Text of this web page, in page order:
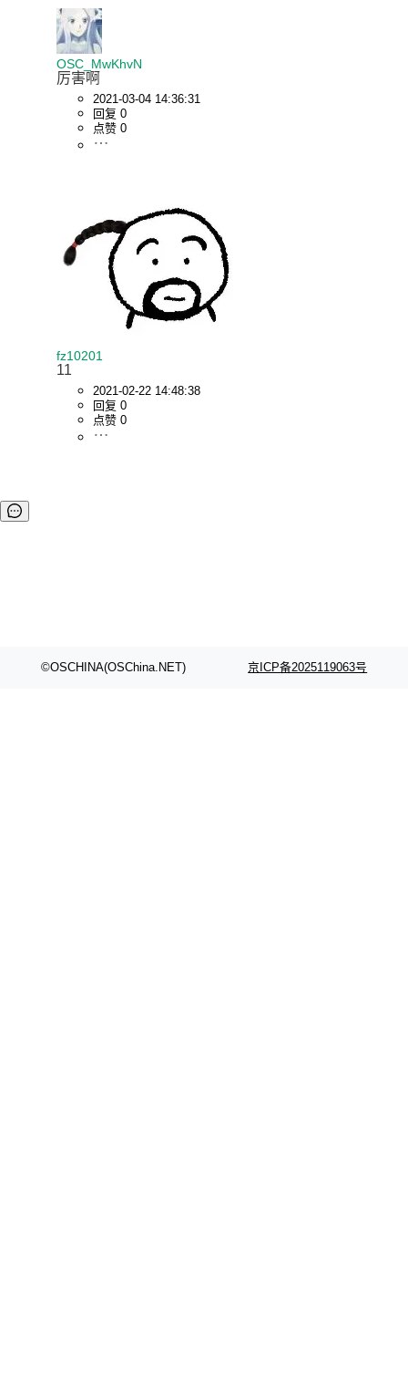
OSC_MwKhvN
厉害啊
2021-03-04 14:36:31
回复 0
点赞 0
fz10201
11
2021-02-22 14:48:38
回复 0
点赞 0
©OSCHINA(OSChina.NET) 京ICP备2025119063号